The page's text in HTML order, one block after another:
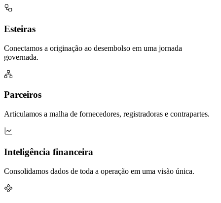
Esteiras
Conectamos a originação ao desembolso em uma jornada
governada.
Parceiros
Articulamos a malha de fornecedores, registradoras e contrapartes.
Inteligência financeira
Consolidamos dados de toda a operação em uma visão única.